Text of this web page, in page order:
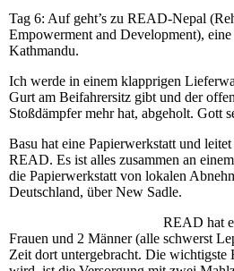
Tag 6: Auf geht’s zu READ-Nepal
Empowerment and Development),
Kathmandu.
Ich werde in einem klapprigen
Gurt am Beifahrersitz gibt und der
Stoßdämpfer mehr hat, abgeholt. Gott
Basu hat eine Papierwerkstatt und
READ. Es ist alles zusammen an
die Papierwerkstatt von lokalen
Deutschland, über New Sadle.
READ hat
Frauen und 2 Männer (alle schwerst
Zeit dort untergebracht. Die wichtigste